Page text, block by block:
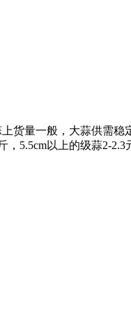
货量一般，大蒜供需
5.5cm以上的级蒜2-2.3